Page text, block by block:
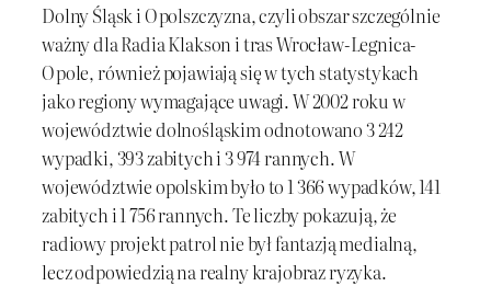
Dolny Śląsk i Opolszczyzna, czyli obszar szczególnie
ważny dla Radia Klakson i tras Wrocław-Legnica-
Opole, również pojawiają się w tych statystykach
jako regiony wymagające uwagi. W 2002 roku w
województwie dolnośląskim odnotowano 3 242
wypadki, 393 zabitych i 3 974 rannych. W
województwie opolskim było to 1 366 wypadków, 141
zabitych i 1 756 rannych. Te liczby pokazują, że
radiowy projekt patrol nie był fantazją medialną,
lecz odpowiedzią na realny krajobraz ryzyka.